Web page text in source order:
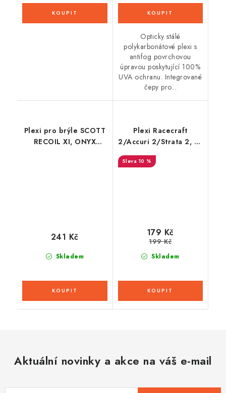
Opticky stálé
polykarbonátové plexi s
antifog povrchovou
úpravou poskytující 100%
UVA ochranu. Integrované
čepy pro...
Plexi pro brýle SCOTT
RECOIL XI, ONYX
Skladem
241 Kč
Plexi Racecraft
2/Accuri 2/Strata 2, Q-
10 %
Skladem
179 Kč
199 Kč
Aktuální novinky a akce na váš e-mail